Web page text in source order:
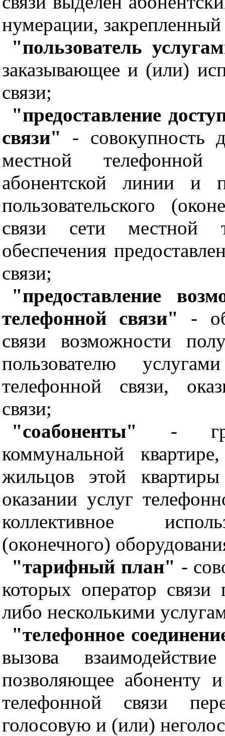
нумерации,
"пользователь
заказывающее и (или)
связи;
"предоставление
связи" - совокупность
местной
абонентской линии
пользовательского
связи сети местной
обеспечения
связи;
"предоставление
телефонной связи" -
связи возможности
пользователю
телефонной связи,
связи;
"соабоненты" -
коммунальной
жильцов этой
оказании услуг
коллективное
(оконечного)
"тарифный план" -
которых оператор связи
либо несколькими
"телефонное
вызова
позволяющее абоненту
телефонной связи
голосовую и (или)